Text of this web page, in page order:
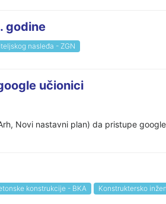
godine
nasleđa - ZGN
učionici
Novi nastavni plan) da pristupe
konstrukcije - BKA
Konstruktersko